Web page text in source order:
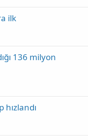
ilk
136 milyon